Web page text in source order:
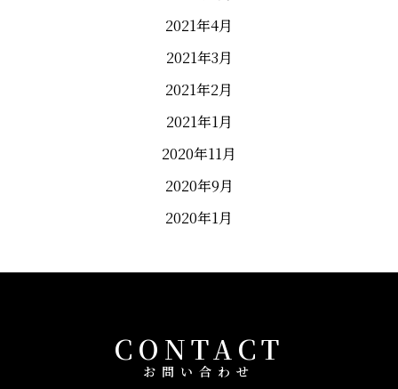
2021年4月
2021年3月
2021年2月
2021年1月
2020年11月
2020年9月
2020年1月
CONTACT
お問い合わせ